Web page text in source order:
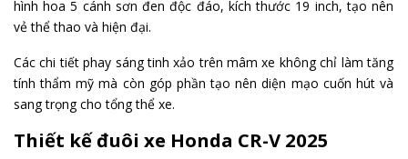
hình hoa 5 cánh sơn đen độc đáo, kích thước 19 inch, tạo nên
vẻ thể thao và hiện đại.
Các chi tiết phay sáng tinh xảo trên mâm xe không chỉ làm tăng
tính thẩm mỹ mà còn góp phần tạo nên diện mạo cuốn hút và
sang trọng cho tổng thể xe.
Thiết kế đuôi xe Honda CR-V 2025